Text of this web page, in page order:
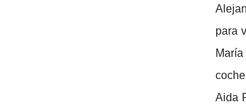
para
Aida